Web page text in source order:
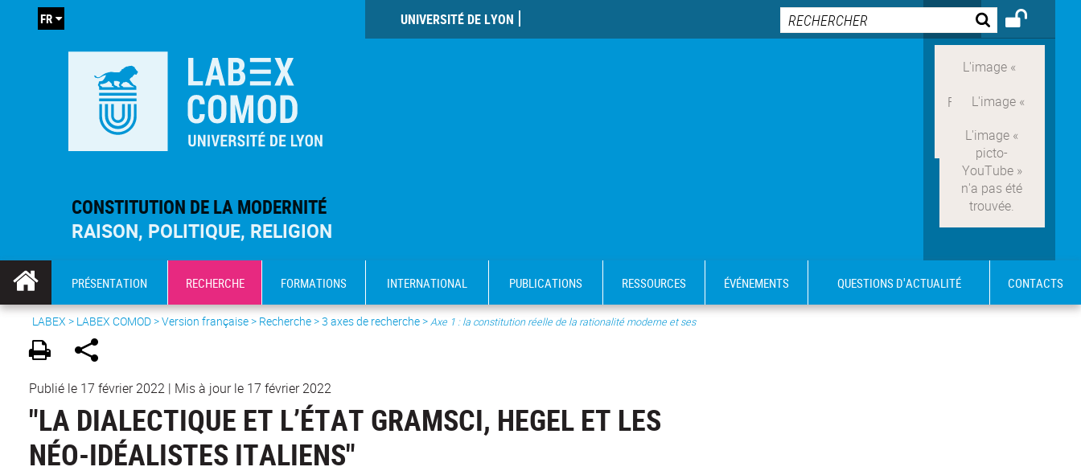
CONSTITUTION DE LA MODERNITÉ
RAISON, POLITIQUE, RELIGION
UNIVERSITÉ DE LYON
FR
PRÉSENTATION RECHERCHE FORMATIONS INTERNATIONAL PUBLICATIONS RESSOURCES ÉVÉNEMENTS QUESTIONS D'ACTUALITÉ CONTACTS
LABEX > LABEX COMOD>Version française> Recherche >3 axes de recherche>Axe 1 : la constitution réelle de la rationalité moderne et ses
Publié le 17 février 2022 | Mis à jour le 17 février 2022
"LA DIALECTIQUE ET L’ÉTAT GRAMSCI, HEGEL ET LES
NÉO-IDÉALISTES ITALIENS"